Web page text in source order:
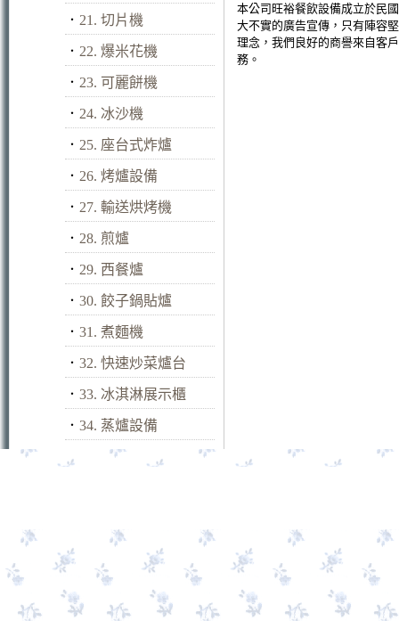
． 21. 切片機
． 22. 爆米花機
． 23. 可麗餅機
． 24. 冰沙機
． 25. 座台式炸爐
． 26. 烤爐設備
． 27. 輸送烘烤機
． 28. 煎爐
． 29. 西餐爐
． 30. 餃子鍋貼爐
． 31. 煮麵機
． 32. 快速炒菜爐台
． 33. 冰淇淋展示櫃
． 34. 蒸爐設備
本公司旺裕餐飲設備成立於民
大不實的廣告宣傳，只有陣容
理念，我們良好的商譽來自客
務。